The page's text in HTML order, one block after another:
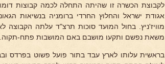
לקבוצת הכשרה זו שהיתה התחלה לכמה קבוצות
אגודת ישראל והחלוץ החרדי ברומניה בנשיאות
מוויז'ניץ. בחול המועד סוכות תרצ"ד עלתה הקבוצה
משאת נפשם ותקעו מושבם באם המושבות פתח-תקוה.
בראשית עלותו לארץ עבד בתור פועל פשוט בפרדס